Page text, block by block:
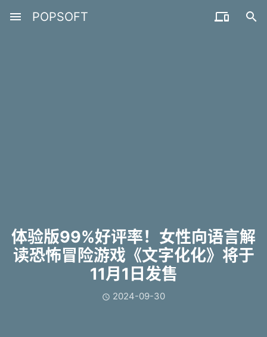
menu POPSOFT  
体验版99%好评率！女性向语言解
读恐怖冒险游戏《文字化化》将于
11月1日发售
 2024-09-30